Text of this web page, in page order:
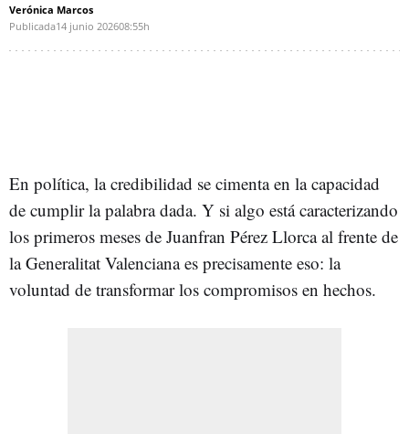
Verónica Marcos
Publicada14 junio 202608:55h
En política, la credibilidad se cimenta en la capacidad
de cumplir la palabra dada. Y si algo está caracterizando
los primeros meses de Juanfran Pérez Llorca al frente de
la Generalitat Valenciana es precisamente eso: la
voluntad de transformar los compromisos en hechos.